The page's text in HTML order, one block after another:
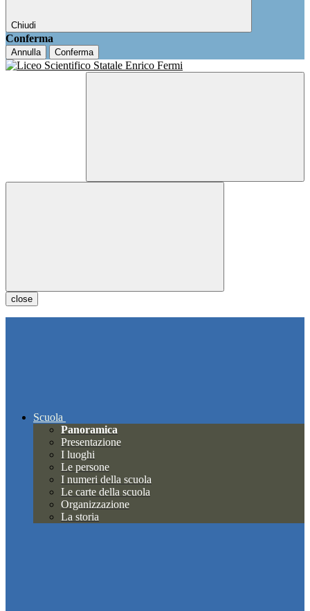
Chiudi
Conferma
Annulla Conferma
close
Scuola
Panoramica
Presentazione
I luoghi
Le persone
I numeri della scuola
Le carte della scuola
Organizzazione
La storia